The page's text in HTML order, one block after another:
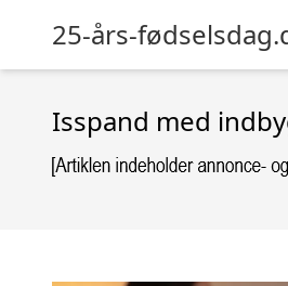
25-års-
Isspand med